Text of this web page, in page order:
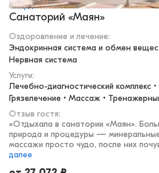
Свердловская область
Санаторий «Маян»
Оздоровление и лечение:
Эндокринная система и обмен
Нервная система
Услуги:
Лечебно-диагностический комплекс
Грязелечение • Массаж •
Отзыв гостя:
«Отдыхала в санатории «Маян».
природа и процедуры —
массажи просто чудо, после них
далее